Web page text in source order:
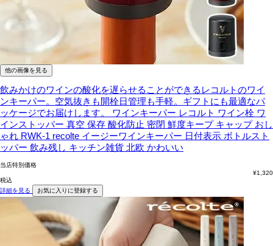
他の画像を見る
飲みかけのワインの酸化を遅らせることができるレコルトのワイ
ンキーパー。空気抜きも開栓日管理も手軽。ギフトにも最適なパ
ッケージでお届けします。
ワインキーパー レコルト ワイン栓 ワ
インストッパー 真空 保存 酸化防止 密閉 鮮度キープ キャップ おし
ゃれ RWK-1 recolte イージーワインキーパー 日付表示 ボトルスト
ッパー 飲み残し キッチン雑貨 北欧 かわいい
当店特別価格
¥1,320
税込
詳細を見る
お気に入りに登録する